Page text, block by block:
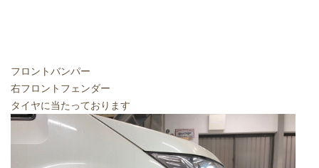
フロントバンパー
右フロントフェンダー
タイヤに当たっております